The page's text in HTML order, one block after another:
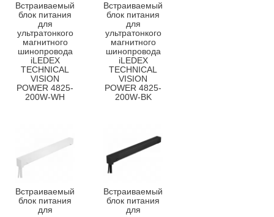
Встраиваемый
блок питания
для
ультратонкого
магнитного
шинопровода
iLEDEX
TECHNICAL
VISION
POWER 4825-
200W-WH
Встраиваемый
блок питания
для
ультратонкого
магнитного
шинопровода
iLEDEX
TECHNICAL
VISION
POWER 4825-
200W-BK
Встраиваемый
блок питания
для
Встраиваемый
блок питания
для